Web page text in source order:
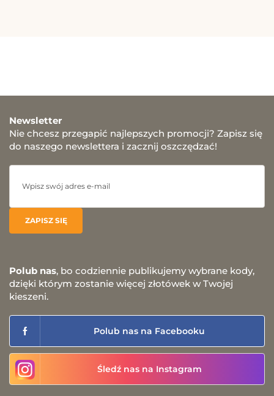
Newsletter
Nie chcesz przegapić najlepszych promocji? Zapisz się
do naszego newslettera i zacznij oszczędzać!
Polub nas, bo codziennie publikujemy wybrane kody,
dzięki którym zostanie więcej złotówek w Twojej
kieszeni.
Polub nas na Facebooku
Śledź nas na Instagram